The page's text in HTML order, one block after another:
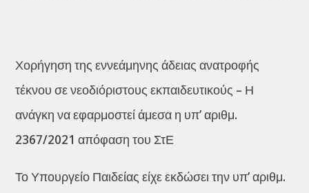
Χορήγηση της εννεάμηνης άδειας ανατροφής
τέκνου σε νεοδιόριστους εκπαιδευτικούς – Η
ανάγκη να εφαρμοστεί άμεσα η υπ’ αριθμ.
2367/2021 απόφαση του ΣτΕ
Το Υπουργείο Παιδείας είχε εκδώσει την υπ’ αριθμ.